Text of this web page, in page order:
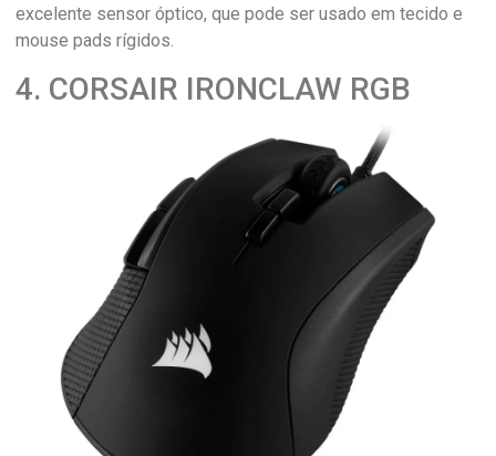
excelente sensor óptico, que pode ser usado em tecido e
mouse pads rígidos.
4. CORSAIR IRONCLAW RGB